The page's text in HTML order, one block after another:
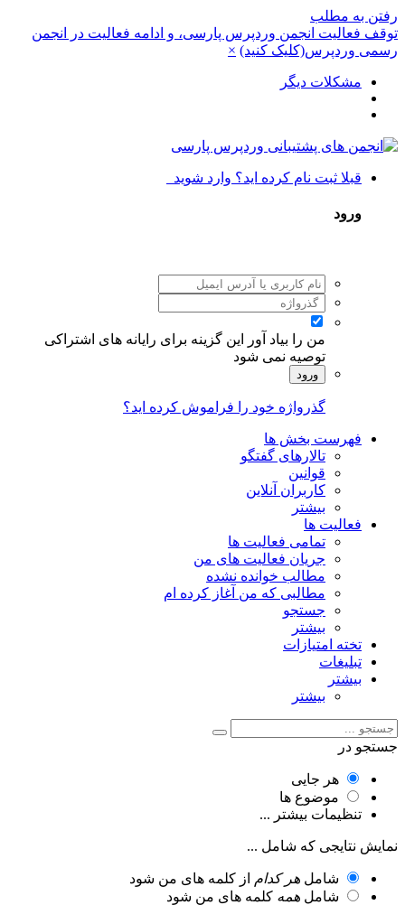
رفتن به مطلب
توقف فعالیت انجمن وردپرس پارسی، و ادامه فعالیت در انجمن
رسمی وردپرس(کلیک کنید) ×
مشکلات دیگر
قبلا ثبت نام کرده اید؟ وارد شوید
ورود
من را بیاد آور
این گزینه برای رایانه های اشتراکی
توصیه نمی شود
ورود
گذرواژه خود را فراموش کرده اید؟
فهرست بخش ها
تالارهای گفتگو
قوانین
کاربران آنلاین
بیشتر
فعالیت ها
تمامی فعالیت ها
جریان فعالیت های من
مطالب خوانده نشده
مطالبی که من آغاز کرده ام
جستجو
بیشتر
تخته امتیازات
تبلیغات
بیشتر
بیشتر
جستجو در
هر جایی
موضوع ها
تنظیمات بیشتر ...
نمایش نتایجی که شامل ...
شامل هر کدام از کلمه های من شود
شامل همه کلمه های من شود